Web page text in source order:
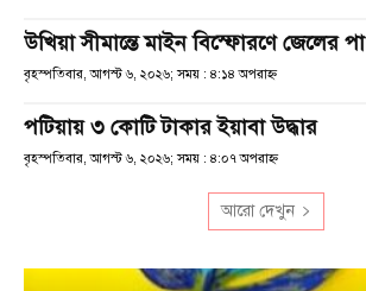
উখিয়া সীমান্তে মাইন বিস্ফোরণে জেলের পা
বৃহস্পতিবার, আগস্ট ৬, ২০২৬; সময় : ৪:১৪ অপরাহ্ণ
পটিয়ায় ৩ কোটি টাকার ইয়াবা উদ্ধার
বৃহস্পতিবার, আগস্ট ৬, ২০২৬; সময় : ৪:০৭ অপরাহ্ণ
আরো দেখুন